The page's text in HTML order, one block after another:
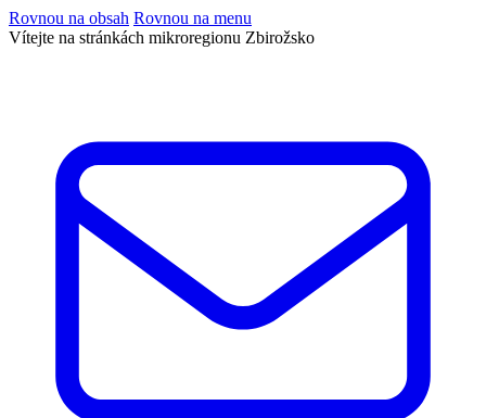
Rovnou na obsah Rovnou na menu
Vítejte na stránkách mikroregionu Zbirožsko